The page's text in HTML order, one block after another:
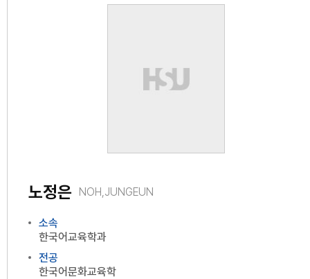
노정은 NOH,JUNGEUN
소속
한국어교육학과
전공
한국어문화교육학